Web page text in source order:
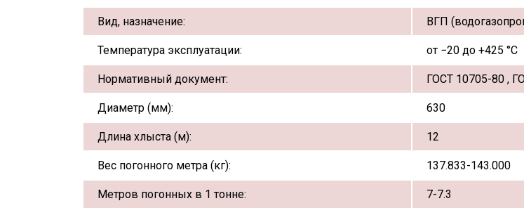
Вид, назначение: ВГП
Температура эксплуатации: от −20 до +425 °С
Нормативный документ: ГОСТ 10705-80 ,
Диаметр (мм): 630
Длина хлыста (м): 12
Вес погонного метра (кг): 137.833-143.000
Метров погонных в 1 тонне: 7-7.3